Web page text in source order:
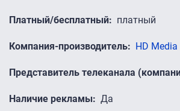
Платный/бесплатный платный
Компания-производитель HD Media
Представитель телеканала
Наличие рекламы Да